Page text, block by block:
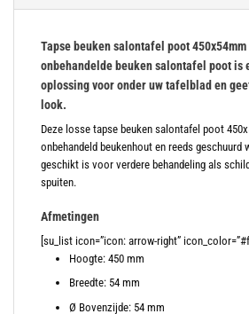
Tapse beuken salontafel poot
onbehandelde beuken salontafel poot is
oplossing voor onder uw tafelblad en
look.
Deze losse tapse beuken salontafel poot
onbehandeld beukenhout en reeds geschuurd
geschikt is voor verdere behandeling als
spuiten.
Afmetingen
[su_list icon=”icon: arrow-right”
Hoogte: 450 mm
Breedte: 54 mm
Ø Bovenzijde: 54 mm